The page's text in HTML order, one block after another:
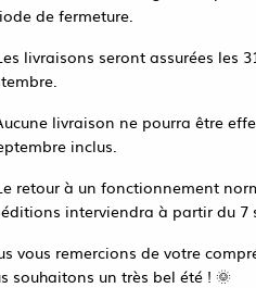
Tout refuser
recevrez alors un e-mail pour
mot de passe en quelques
à la page de connexion
de fermeture.
livraisons seront assurées les
livraison ne pourra être
inclus.
retour à un fonctionnement
interviendra à partir du 7
vous remercions de votre
souhaitons un très bel été ! 🌞